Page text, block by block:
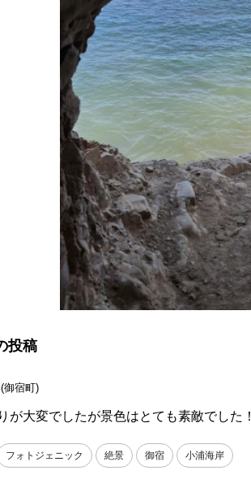
投稿
(御宿町)
が大変でしたが景色はとても素敵でした！
フォトジェニック 絶景 御宿 小浦海岸